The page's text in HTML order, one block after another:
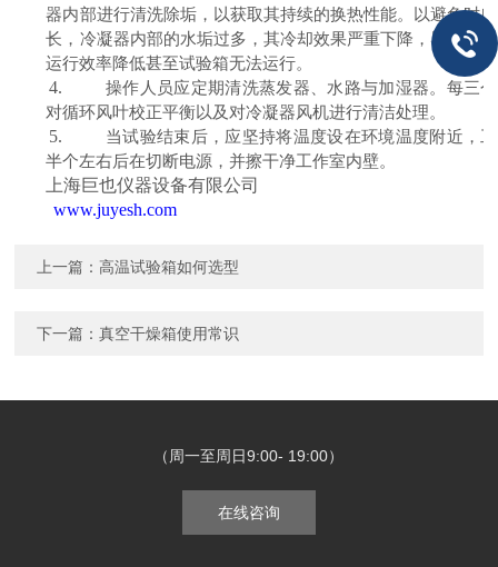
器内部进行清洗除垢，以获取其持续的换热性能。以避免时
长，冷凝器内部的水垢过多，其冷却效果严重下降，导致试
运行效率降低甚至试验箱无法运行。
4.
操作人员应定期清洗蒸发器、水路与加湿器。每三
对循环风叶校正平衡以及对冷凝器风机进行清洁处理。
5.
当试验结束后，应坚持将温度设在环境温度附近，
半个左右后在切断电源，并擦干净工作室内壁。
上海巨也仪器设备有限公司
www.juyesh.com
上一篇：高温试验箱如何选型
下一篇：真空干燥箱使用常识
（周一至周日9:00- 19:00）
在线咨询